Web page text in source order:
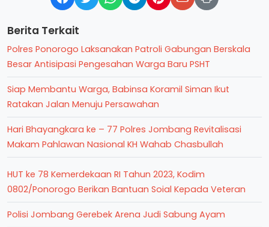
Berita Terkait
Polres Ponorogo Laksanakan Patroli Gabungan Berskala
Besar Antisipasi Pengesahan Warga Baru PSHT
Siap Membantu Warga, Babinsa Koramil Siman Ikut
Ratakan Jalan Menuju Persawahan
Hari Bhayangkara ke – 77 Polres Jombang Revitalisasi
Makam Pahlawan Nasional KH Wahab Chasbullah
HUT ke 78 Kemerdekaan RI Tahun 2023, Kodim
0802/Ponorogo Berikan Bantuan Soial Kepada Veteran
Polisi Jombang Gerebek Arena Judi Sabung Ayam